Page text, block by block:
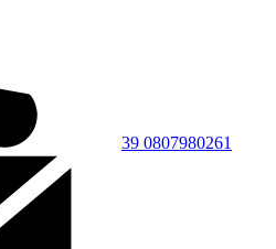
39 0807980261